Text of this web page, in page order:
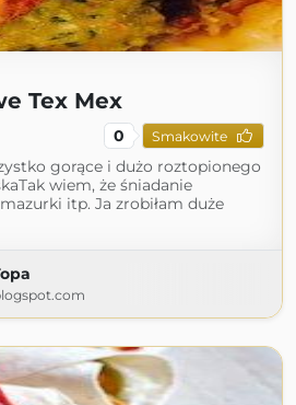
Tex Mex
0 Smakowite
gorące i dużo roztopionego
wiem, że śniadanie
itp. Ja zrobiłam duże